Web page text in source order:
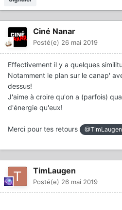
Ciné Nanar
Posté(e) 26 mai 2019
Effectivement il y a quelques
Notamment le plan sur le canap'
dessus!
J'aime à croire qu'on a (parfois)
d'énergie qu'eux!
Merci pour tes retours @TimLaugen
TimLaugen
Posté(e) 26 mai 2019